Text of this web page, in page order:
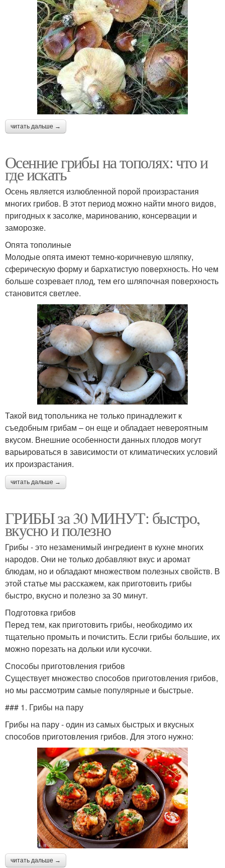
читать дальше →
Осенние грибы на тополях: что и
где искать
Осень является излюбленной порой произрастания
многих грибов. В этот период можно найти много видов,
пригодных к засолке, маринованию, консервации и
заморозке.
Опята тополиные
Молодые опята имеют темно-коричневую шляпку,
сферическую форму и бархатистую поверхность. Но чем
больше созревает плод, тем его шляпочная поверхность
становится светлее.
Такой вид топольника не только принадлежит к
съедобным грибам – он еще и обладает невероятным
вкусом. Внешние особенности данных плодов могут
варьироваться в зависимости от климатических условий
их произрастания.
читать дальше →
ГРИБЫ за 30 МИНУТ: быстро,
вкусно и полезно
Грибы - это незаменимый ингредиент в кухне многих
народов. Они не только добавляют вкус и аромат
блюдам, но и обладают множеством полезных свойств. В
этой статье мы расскажем, как приготовить грибы
быстро, вкусно и полезно за 30 минут.
Подготовка грибов
Перед тем, как приготовить грибы, необходимо их
тщательно промыть и почистить. Если грибы большие, их
можно порезать на дольки или кусочки.
Способы приготовления грибов
Существует множество способов приготовления грибов,
но мы рассмотрим самые популярные и быстрые.
### 1. Грибы на пару
Грибы на пару - один из самых быстрых и вкусных
способов приготовления грибов. Для этого нужно:
читать дальше →